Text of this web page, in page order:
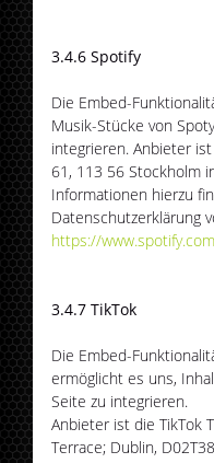
3.4.6 Spotify
Die Embed-
Musik-Stücke von
integrieren. Anbieter ist
61, 113 56 Stockholm
Informationen hierzu
Datenschutzerklärung
https://
3.4.7 TikTok
Die Embed-
ermöglicht es uns,
Seite zu integrieren.
Anbieter ist die TikTok
Terrace; Dublin,